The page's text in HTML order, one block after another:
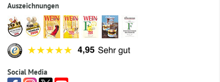
Auszeichnungen
Social Media